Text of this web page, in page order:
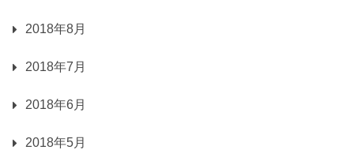
2018年8月
2018年7月
2018年6月
2018年5月